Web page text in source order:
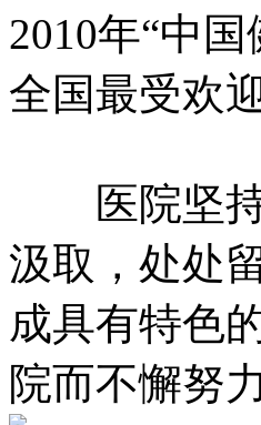
2010年“中
全国最受欢
医院坚持“
汲取，处处
成具有特色
院而不懈努力